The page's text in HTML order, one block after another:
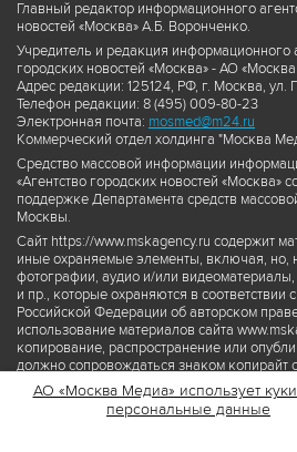
Главный редактор информационного
новостей «Москва» А.Б. Воронченко.
Учредитель и редакция информационного
городских новостей «Москва» - АО
Адрес редакции: 125124, РФ, г. Москва, ул.
Телефон редакции: 8 (495) 009-80-23
Электронная почта: mosmed@m24.ru
Коммерческий отдел холдинга "Москва
Средство массовой информации
«Агентство городских новостей «Москва»
поддержке Департамента средств
Москвы.
Сайт https://www.mskagency.ru содержит
иные охраняемые элементы, включая, но,
фотографии, аудио и/или
и пр., которые охраняются в соответствии
Российской Федерации об авторском
использование материалов сайта
копирование, распространение или
должно сопровождаться знаком копирайт
правообладателя © АО «Москва Медиа», а
www.mskagency.ru как на первоисточник
материалов сайта www.mskagency.ru не
АО «Москва Медиа» использует
персональные данные